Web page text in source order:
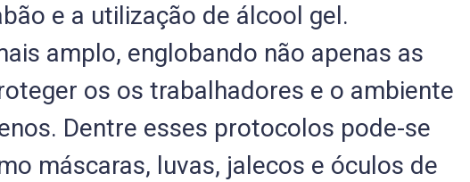
e a utilização de álcool gel.
amplo, englobando não apenas as
os os trabalhadores e o ambiente
Dentre esses protocolos pode-se
máscaras, luvas, jalecos e óculos de